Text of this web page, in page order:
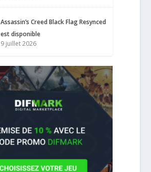
Assassin’s Creed Black Flag Resynced
est disponible
9 juillet 2026